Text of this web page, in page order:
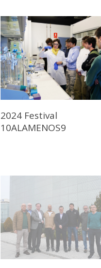
2024 Festival
10ALAMENOS9